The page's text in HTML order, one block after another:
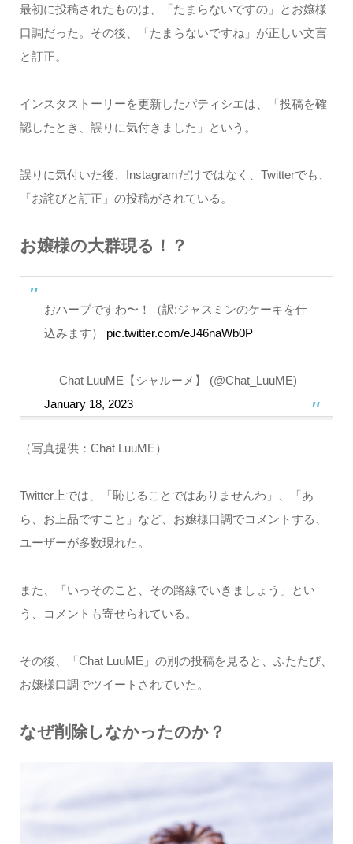
最初に投稿されたものは、「たまらないですの」とお嬢様
口調だった。その後、「たまらないですね」が正しい文言
と訂正。
インスタストーリーを更新したパティシエは、「投稿を確
認したとき、誤りに気付きました」という。
誤りに気付いた後、Instagramだけではなく、Twitterでも、
「お詫びと訂正」の投稿がされている。
お嬢様の大群現る！？
おハーブですわ〜！（訳:ジャスミンのケーキを仕
込みます） pic.twitter.com/eJ46naWb0P
— Chat LuuME【シャルーメ】 (@Chat_LuuME)
January 18, 2023
（写真提供：Chat LuuME）
Twitter上では、「恥じることではありませんわ」、「あ
ら、お上品ですこと」など、お嬢様口調でコメントする、
ユーザーが多数現れた。
また、「いっそのこと、その路線でいきましょう」とい
う、コメントも寄せられている。
その後、「Chat LuuME」の別の投稿を見ると、ふたたび、
お嬢様口調でツイートされていた。
なぜ削除しなかったのか？